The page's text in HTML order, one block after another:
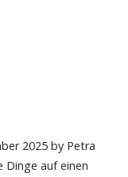
2025 by Petra
Dinge auf einen